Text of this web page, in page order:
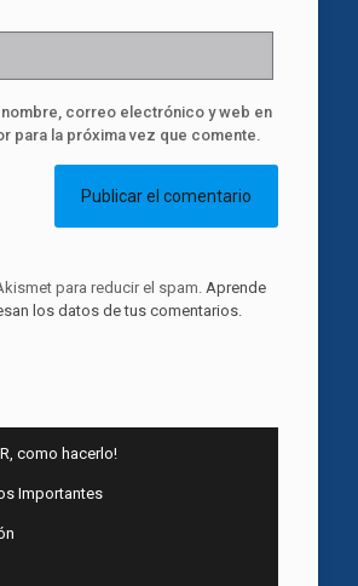
nombre, correo electrónico y web en
para la próxima vez que comente.
para reducir el spam. Aprende
los datos de tus comentarios.
como hacerlo!
Importantes